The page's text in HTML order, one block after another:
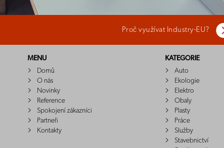
Proč využívat Industry-EU?
MENU
Domů
O nás
Novinky
Reference
Spokojení zákazníci
Partneři
Kontakty
KATEGORIE
Auto
Ekologie
Elektro
Obaly
Plasty
Práce
Služby
Stavebnictví